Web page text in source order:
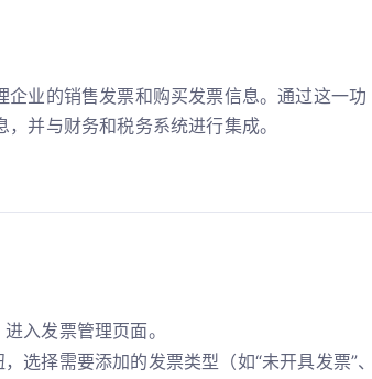
业的销售发票和购买发票信息。通过这一功
并与财务和税务系统进行集成。
入发票管理页面。
选择需要添加的发票类型（如“未开具发票”、